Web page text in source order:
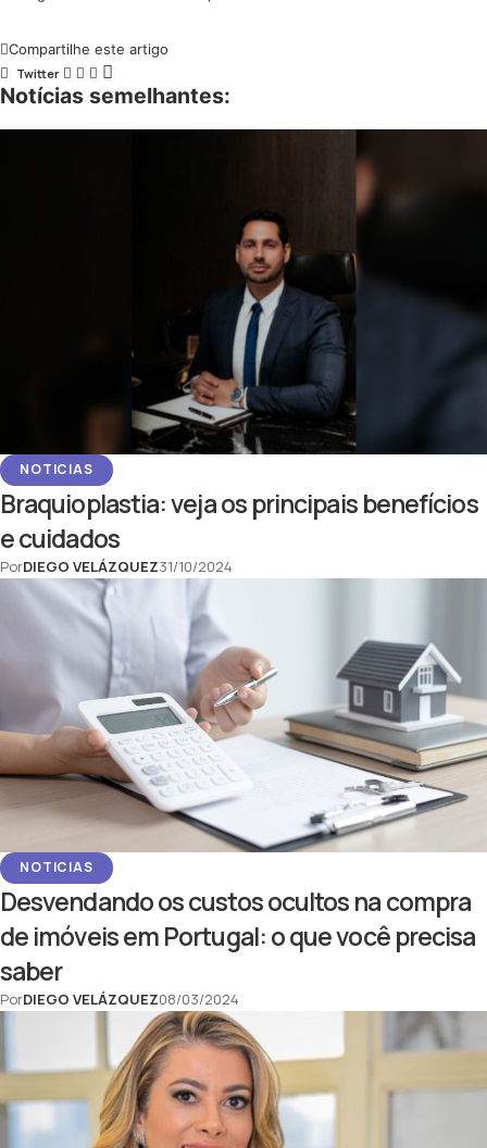
Compartilhe este artigo
Twitter
Notícias semelhantes:
NOTICIAS
Braquioplastia: veja os principais benefícios
e cuidados
PorDIEGO VELÁZQUEZ31/10/2024
NOTICIAS
Desvendando os custos ocultos na compra
de imóveis em Portugal: o que você precisa
saber
PorDIEGO VELÁZQUEZ08/03/2024